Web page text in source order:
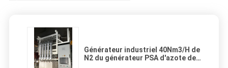
Générateur industriel 40Nm3/H de
N2 du générateur PSA d'azote de